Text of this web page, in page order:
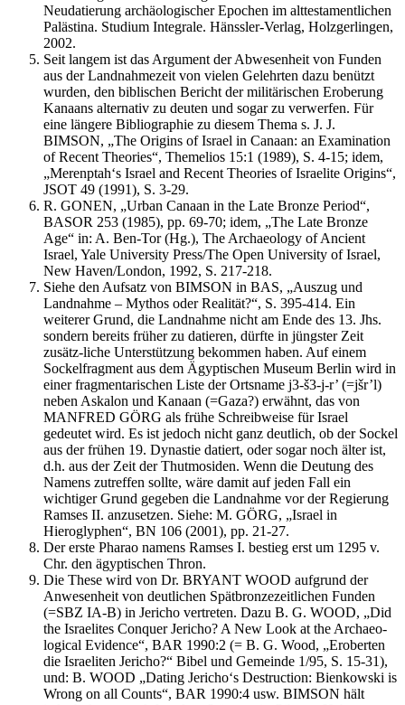
Neudatierung archäologischer Epochen im alttestamentlichen
Palästina. Studium Integrale. Hänssler-Verlag, Holzgerlingen,
2002.
Seit langem ist das Argument der Abwesenheit von Funden
aus der Landnahmezeit von vielen Gelehrten dazu benützt
wurden, den biblischen Bericht der militärischen Eroberung
Kanaans alternativ zu deuten und sogar zu verwerfen. Für
eine längere Bibliographie zu diesem Thema s. J. J.
BIMSON, „The Origins of Israel in Canaan: an Examination
of Recent Theories“, Themelios 15:1 (1989), S. 4-15; idem,
„Merenptah‘s Israel and Recent Theories of Israelite Origins“,
JSOT 49 (1991), S. 3-29.
R. GONEN, „Urban Canaan in the Late Bronze Period“,
BASOR 253 (1985), pp. 69-70; idem, „The Late Bronze
Age“ in: A. Ben-Tor (Hg.), The Archaeology of Ancient
Israel, Yale University Press/The Open University of Israel,
New Haven/London, 1992, S. 217-218.
Siehe den Aufsatz von BIMSON in BAS, „Auszug und
Landnahme – Mythos oder Realität?“, S. 395-414. Ein
weiterer Grund, die Landnahme nicht am Ende des 13. Jhs.
sondern bereits früher zu datieren, dürfte in jüngster Zeit
zusätz-liche Unterstützung bekommen haben. Auf einem
Sockelfragment aus dem Ägyptischen Museum Berlin wird in
einer fragmentarischen Liste der Ortsname j3-š3-j-r’ (=jšr’l)
neben Askalon und Kanaan (=Gaza?) erwähnt, das von
MANFRED GÖRG als frühe Schreibweise für Israel
gedeutet wird. Es ist jedoch nicht ganz deutlich, ob der Sockel
aus der frühen 19. Dynastie datiert, oder sogar noch älter ist,
d.h. aus der Zeit der Thutmosiden. Wenn die Deutung des
Namens zutreffen sollte, wäre damit auf jeden Fall ein
wichtiger Grund gegeben die Landnahme vor der Regierung
Ramses II. anzusetzen. Siehe: M. GÖRG, „Israel in
Hieroglyphen“, BN 106 (2001), pp. 21-27.
Der erste Pharao namens Ramses I. bestieg erst um 1295 v.
Chr. den ägyptischen Thron.
Die These wird von Dr. BRYANT WOOD aufgrund der
Anwesenheit von deutlichen Spätbronzezeitlichen Funden
(=SBZ IA-B) in Jericho vertreten. Dazu B. G. WOOD, „Did
the Israelites Conquer Jericho? A New Look at the Archaeo-
logical Evidence“, BAR 1990:2 (= B. G. Wood, „Eroberten
die Israeliten Jericho?“ Bibel und Gemeinde 1/95, S. 15-31),
und: B. WOOD „Dating Jericho‘s Destruction: Bienkowski is
Wrong on all Counts“, BAR 1990:4 usw. BIMSON hält